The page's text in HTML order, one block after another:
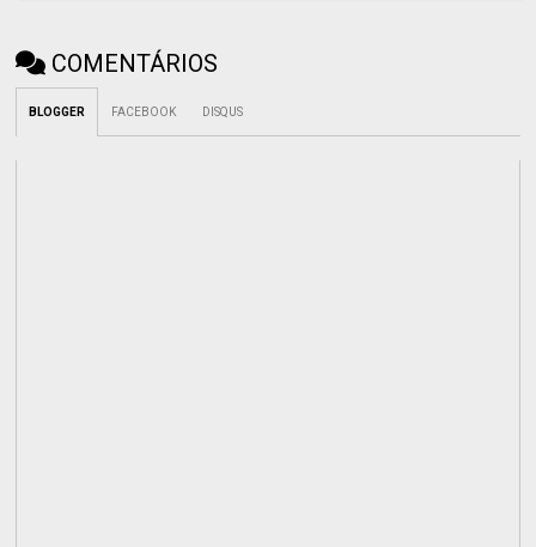
COMENTÁRIOS
BLOGGER FACEBOOK DISQUS